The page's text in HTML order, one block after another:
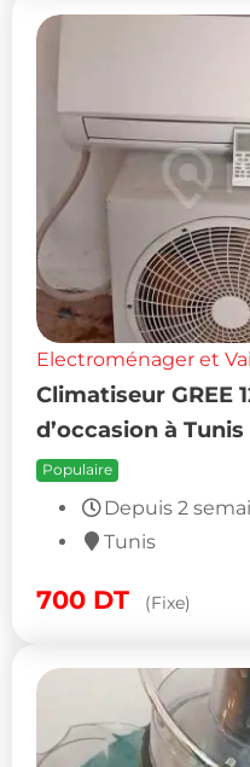
Electroménager et
Climatiseur GREE
d’occasion à Tunis
Populaire
Depuis 2
Tunis
700 DT (Fixe)